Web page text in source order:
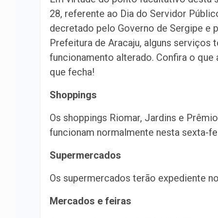
28, referente ao Dia do Servidor
decretado pelo Governo de Sergipe e
Prefeitura de Aracaju, alguns serviços
funcionamento alterado. Confira o que
que fecha!
Shoppings
Os shoppings Riomar, Jardins e Prêmio
funcionam normalmente nesta sexta-
Supermercados
Os supermercados terão expediente
Mercados e feiras